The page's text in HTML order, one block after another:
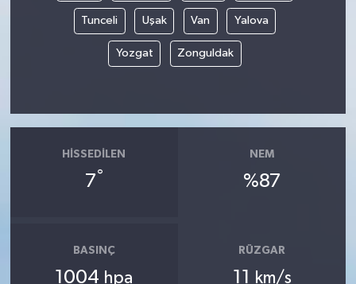
Tunceli Uşak Van Yalova
Yozgat Zonguldak
HISSEDILEN
7°
NEM
%87
BASINÇ
1004 hpa
RÜZGAR
11 km/s